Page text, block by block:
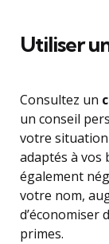
Utiliser
Consultez un
un conseil
votre
adaptés à vos
également
votre nom,
d’économiser
primes.